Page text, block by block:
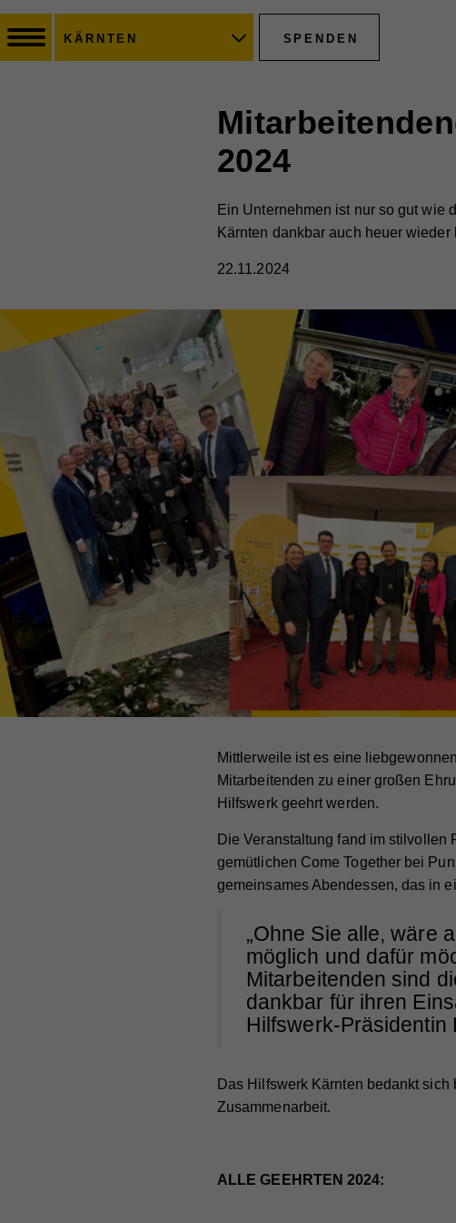
KÄRNTEN SPENDEN
2024
Ein Unternehmen ist nur so gut wie
Kärnten dankbar auch heuer
22.11.2024
Mittlerweile ist es eine
Mitarbeitenden zu einer großen
Hilfswerk geehrt werden.
Die Veranstaltung fand im stilvollen
gemütlichen Come Together bei
gemeinsames Abendessen, das in
„Ohne Sie alle, wäre
möglich und dafür
Mitarbeitenden sind
dankbar für ihren
Hilfswerk-Präsidentin
Das Hilfswerk Kärnten bedankt
Zusammenarbeit.
ALLE GEEHRTEN 2024: